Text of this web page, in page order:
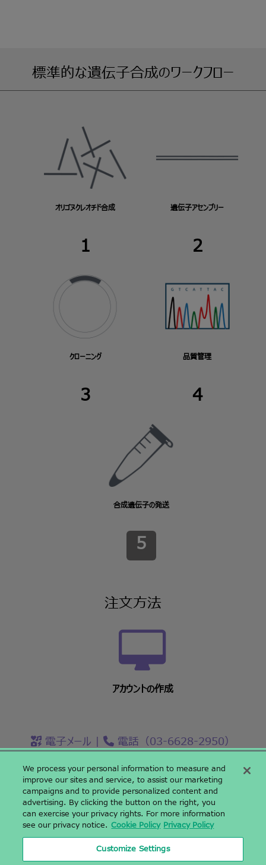
標準的な遺伝子合成のワークフロー
オリゴヌクレオチド合成
1
遺伝子アセンブリー
2
クローニング
3
品質管理
4
合成遺伝子の発送
5
注文方法
アカウントの作成
電子メール | 電話（03-6628-2950）
〒142-0043 東京都品川区二葉二丁目9番15号 NFパークビルディング
4階
NF Park Building 4F, 2-9-15, Futaba, Shinagawa-ku, Tokyo,
Japan 1420043
03-6628-2950| 03-6628-2951
Sales.Japan@azenta.com
We process your personal information to measure and
improve our sites and service, to assist our marketing
campaigns and to provide personalized content and
advertising. By clicking the button on the right, you
can exercise your privacy rights. For more information
see our privacy notice. Cookie Policy Privacy Policy
Customize Settings